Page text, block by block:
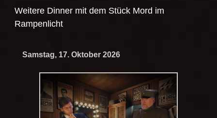
Weitere Dinner mit dem Stück Mord im
Rampenlicht
Samstag, 17. Oktober 2026